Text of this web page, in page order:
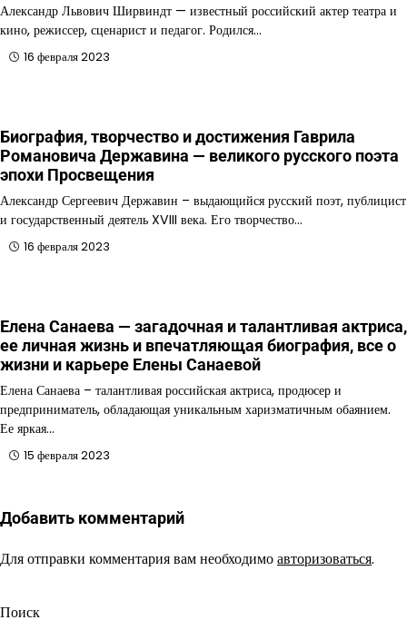
Александр Львович Ширвиндт — известный российский актер театра и
кино, режиссер, сценарист и педагог. Родился…
16 февраля 2023
Биография, творчество и достижения Гаврила
Романовича Державина — великого русского поэта
эпохи Просвещения
Александр Сергеевич Державин – выдающийся русский поэт, публицист
и государственный деятель XVIII века. Его творчество…
16 февраля 2023
Елена Санаева — загадочная и талантливая актриса,
ее личная жизнь и впечатляющая биография, все о
жизни и карьере Елены Санаевой
Елена Санаева – талантливая российская актриса, продюсер и
предприниматель, обладающая уникальным харизматичным обаянием.
Ее яркая…
15 февраля 2023
Добавить комментарий
Для отправки комментария вам необходимоавторизоваться.
Поиск